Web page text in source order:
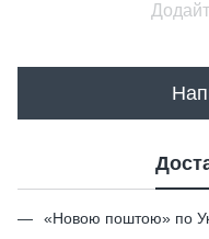
«Новою поштою» по